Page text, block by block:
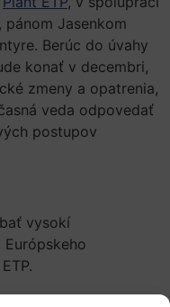
pánom Jasenkom
Berúc do úvahy
konať v decembri,
zmeny a opatrenia,
veda odpovedať
postupov
vysokí